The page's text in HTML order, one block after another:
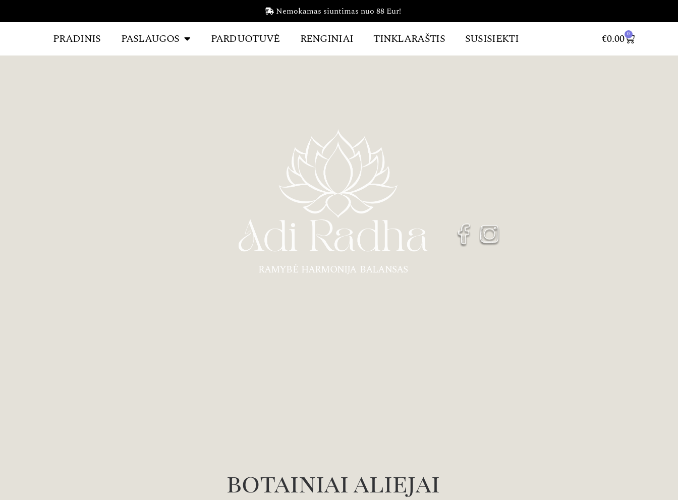
Nemokamas siuntimas nuo 88 Eur!
PRADINIS PASLAUGOS PARDUOTUVĖ RENGINIAI TINKLARAŠTIS SUSISIEKTI €0.00 0
RAMYBĖ HARMONIJA BALANSAS
botainiai aliejai